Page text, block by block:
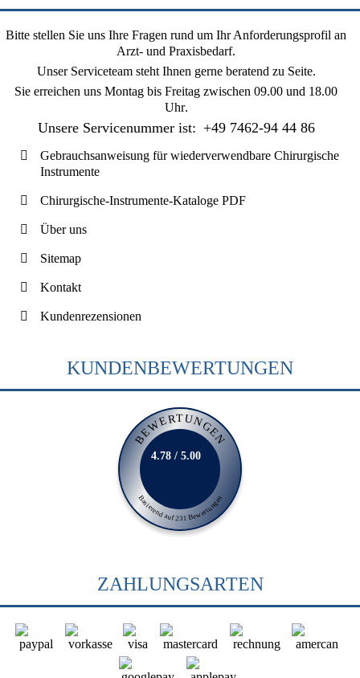
Bitte stellen Sie uns Ihre Fragen rund um Ihr Anforderungsprofil an
Arzt- und Praxisbedarf.
Unser Serviceteam steht Ihnen gerne beratend zu Seite.
Sie erreichen uns Montag bis Freitag zwischen 09.00 und 18.00
Uhr.
Unsere Servicenummer ist: +49 7462-94 44 86
Gebrauchsanweisung für wiederverwendbare Chirurgische
Instrumente
Chirurgische-Instrumente-Kataloge PDF
Über uns
Sitemap
Kontakt
Kundenrezensionen
KUNDENBEWERTUNGEN
BEWERTUNGEN
Basierend auf 231 Bewertungen
4.78 / 5.00
ZAHLUNGSARTEN